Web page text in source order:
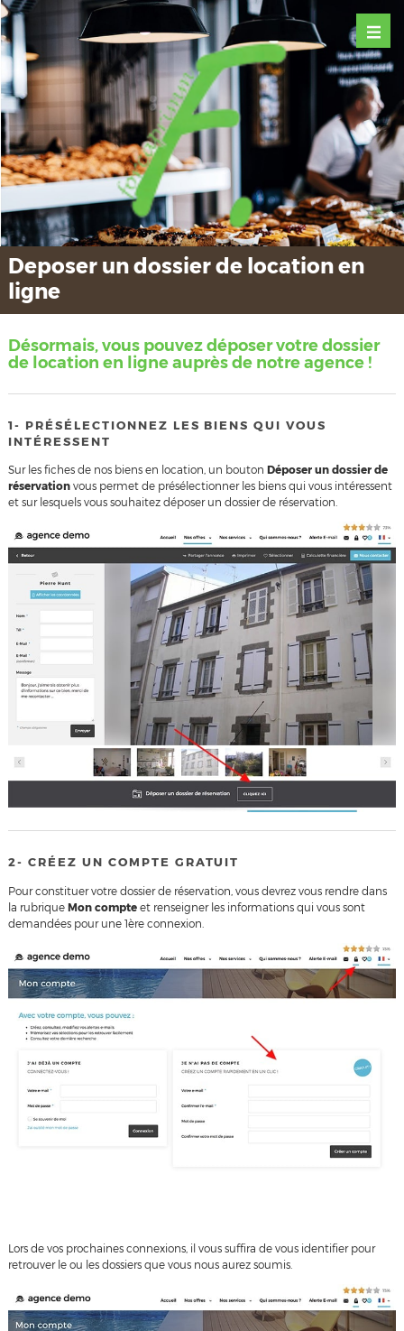
Deposer un dossier de location en
ligne
Désormais, vous pouvez déposer votre dossier
de location en ligne auprès de notre agence !
1- PRÉSÉLECTIONNEZ LES BIENS QUI VOUS
INTÉRESSENT
Sur les fiches de nos biens en location, un bouton Déposer un dossier de
réservationvous permet de présélectionner les biens qui vous intéressent
et sur lesquels vous souhaitez déposer un dossier de réservation.
2- CRÉEZ UN COMPTE GRATUIT
Pour constituer votre dossier de réservation, vous devrez vous rendre dans
la rubrique Mon compteet renseigner les informations qui vous sont
demandées pour une 1ère connexion.
Lors de vos prochaines connexions, il vous suffira de vous identifier pour
retrouver le ou les dossiers que vous nous aurez soumis.